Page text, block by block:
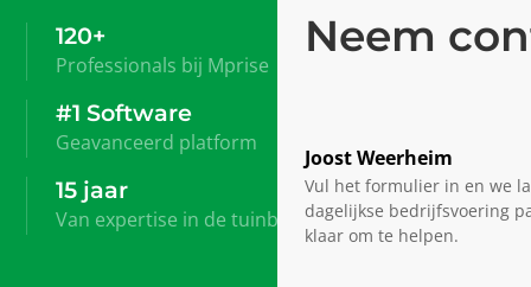
Neem
Joost Weerheim
Vul het formulier in en we
dagelijkse bedrijfsvoering
klaar om te helpen.
120+
Professionals bij Mprise
#1 Software
Geavanceerd platform
15 jaar
Van expertise in de tuinbouw